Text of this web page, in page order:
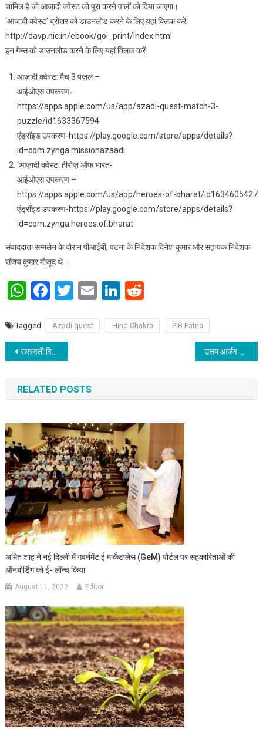
शामिल है जो आजादी क्वेस्ट को पूरा करने वालों को दिया जाएगा।
‘आजादी क्वेस्ट’ ब्रोशर को डाउनलोड करने के लिए यहां क्लिक करें:
http://davp.nic.in/ebook/goi_print/index.html
इन गेम्स को डाउनलोड करने के लिए यहां क्लिक करें:
आज़ादी क्वेस्ट: मैच 3 पज़ल –
आईओएस उपकरण-
https://apps.apple.com/us/app/azadi-quest-match-3-
puzzle/id1633367594
एंड्रॉइड उपकरण-https://play.google.com/store/apps/details?
id=com.zynga.missionazaadi
‘आज़ादी क्वेस्ट: हीरोज़ ऑफ भारत-
आईओएस उपकरण –
https://apps.apple.com/us/app/heroes-of-bharat/id1634605427
एंड्रॉइड उपकरण-https://play.google.com/store/apps/details?
id=com.zynga.heroes.of.bharat
संवाददाता सम्मलेन के दौरान पीआईबी, पटना के निदेशक दिनेश कुमार और सहायक निदेशक
संजय कुमार मौजूद थे ।
WhatsApp
Facebook
Twitter
EmailLinkedIn
Reddit
Tagged Azadi quest Hind Chakra PIB Patna
Post navigation
सरस्वती विद्या मंदिर में एस.बी.आई. द्वारा दशम कक्षा के भैया बहनों के बीच पौधा वितरण का कार्यक्रम
RELATED POSTS
अमित शाह ने नई दिल्ली में गवर्नमेंट ई मार्केटप्लेस (GeM) पोर्टल पर सहकारिताओं की
ऑनबोर्डिंग को ई- लॉन्च किया
August 11, 2022 Editor